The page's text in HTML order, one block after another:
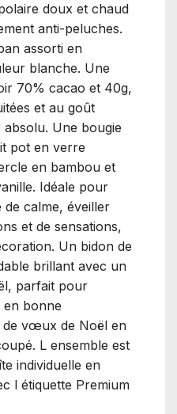
doux et chaud
anti-peluches.
assorti en
blanche. Une
70% cacao et 40g,
et au goût
Une bougie
pot en verre
en bambou et
Idéale pour
calme, éveiller
et de sensations,
Un bidon de
brillant avec un
parfait pour
bonne
de vœux de Noël en
L ensemble est
individuelle en
l étiquette Premium